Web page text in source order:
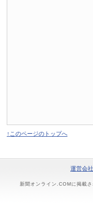
↑このページのトップへ
運営会社
新聞オンライン.COMに掲載